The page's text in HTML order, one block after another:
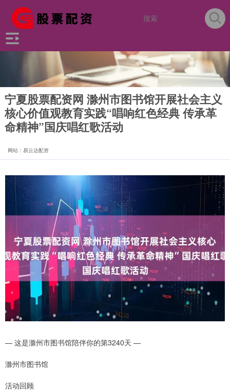
宁夏股票配资网 滁州市图书馆开展社会主义
核心价值观教育实践“唱响红色经典 传承革
命精神”国庆唱红歌活动
网站：易云达配资
— 这是滁州市图书馆陪伴你的第3240天 —
滁州市图书馆
活动回顾